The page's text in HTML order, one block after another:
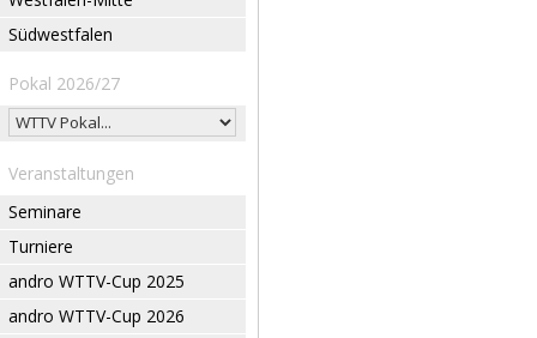
Südwestfalen
Pokal 2026/27
Veranstaltungen
Seminare
Turniere
andro WTTV-Cup 2025
andro WTTV-Cup 2026